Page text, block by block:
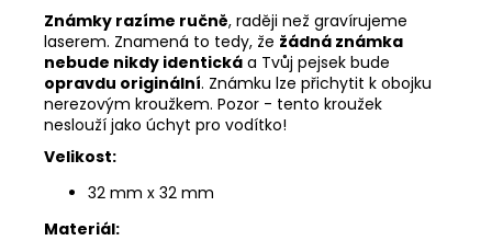
Známky razíme ručně, raději než gravírujeme
laserem. Znamená to tedy, že žádná známka
nebude nikdy identická a Tvůj pejsek bude
opravdu originální. Známku lze přichytit k obojku
nerezovým kroužkem. Pozor - tento kroužek
neslouží jako úchyt pro vodítko!
Velikost:
32 mm x 32 mm
Materiál: